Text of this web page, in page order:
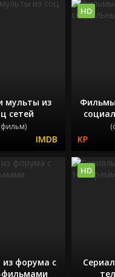
мульты из
сетей
HD
из форума с
фильмами
HD